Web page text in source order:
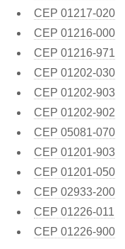
CEP 01217-020
CEP 01216-000
CEP 01216-971
CEP 01202-030
CEP 01202-903
CEP 01202-902
CEP 05081-070
CEP 01201-903
CEP 01201-050
CEP 02933-200
CEP 01226-011
CEP 01226-900